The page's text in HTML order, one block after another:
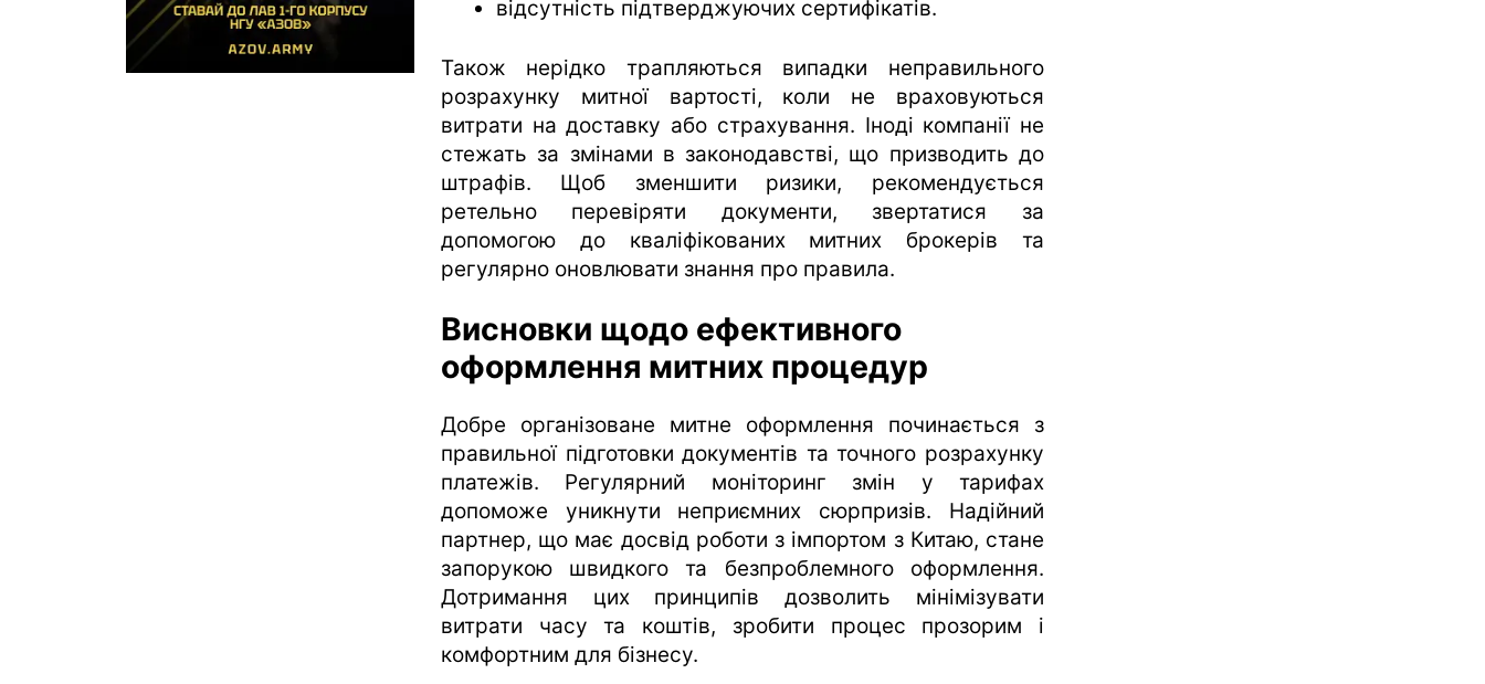
відсутність підтверджуючих сертифікатів.
Також нерідко трапляються випадки неправильного
розрахунку митної вартості, коли не враховуються
витрати на доставку або страхування. Іноді компанії не
стежать за змінами в законодавстві, що призводить до
штрафів. Щоб зменшити ризики, рекомендується
ретельно перевіряти документи, звертатися за
допомогою до кваліфікованих митних брокерів та
регулярно оновлювати знання про правила.
Висновки щодо ефективного
оформлення митних процедур
Добре організоване митне оформлення починається з
правильної підготовки документів та точного розрахунку
платежів. Регулярний моніторинг змін у тарифах
допоможе уникнути неприємних сюрпризів. Надійний
партнер, що має досвід роботи з імпортом з Китаю, стане
запорукою швидкого та безпроблемного оформлення.
Дотримання цих принципів дозволить мінімізувати
витрати часу та коштів, зробити процес прозорим і
комфортним для бізнесу.